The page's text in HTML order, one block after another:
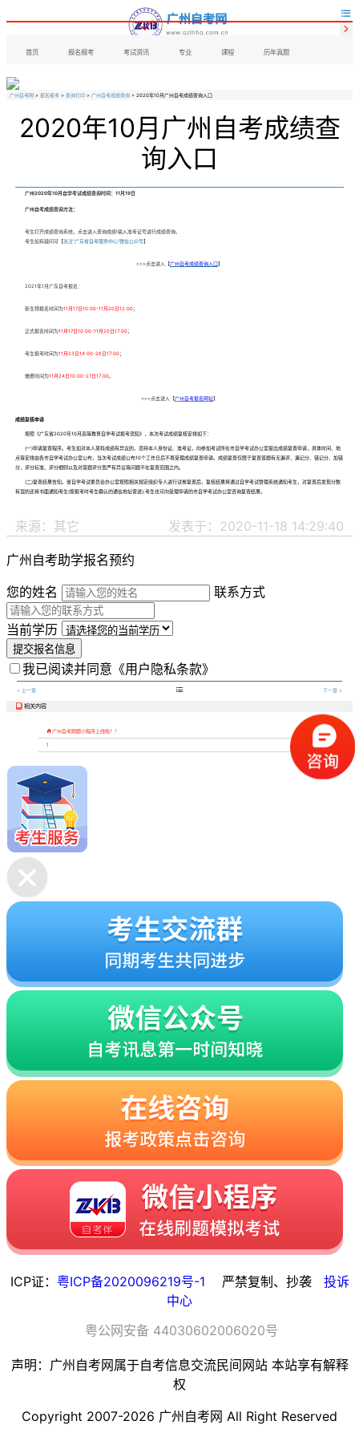

首页 报名报考 考试资讯 专业 课程 历年真题

广州自考网 > 报名报考 > 查询打印 > 广州自考成绩查询 > 2020年10月广州自考成绩查询入口
2020年10月广州自考成绩查
询入口
广州2020年10月自学考试成绩查询时间： 11月19日
广州自考成绩查询方法：
考生打开成绩查询系统，点击进入查询成绩!输入准考证号进行成绩查询。
考生如有疑问可【关注“广东省自考服务中心”微信公众号】
>>>点击进入【广州自考成绩查询入口】
2021年1月广东自考报名：
新生预报名时间为11月17日10:00-11月20日12:00；
正式报名时间为11月17日10:00-11月20日17:00；
考生报考时间为11月23日14:00-26日17:00；
缴费时间为11月24日10:00-27日17:00。
>>>点击进入【广州自考报名网址】
成绩复核申请
按照《广东省2020年10月高等教育自学考试报考须知》，本次考试成绩复核安排如下：
(一)申请复查程序。考生如对本人某科成绩有异议的，须持本人身份证、准考证，向参加考试所在市自学考试办公室提出成绩复查申请，具体时间、地
点等安排由各市自学考试办公室公布，当次考试成绩公布10个工作日后不再受理成绩复查申请。成绩复查仅限于复查答题有无漏评、漏记分、错记分、加错
分，评分标准、评分细则以及对答题评分宽严有异议等问题不在复查范围之内。
(二)复查结果告知。省自学考试委员会办公室按照相关规定组织专人进行试卷复查后，复核结果将通过自学考试管理系统通知考生，对复查后发现分数
有误的还将书面通知考生(按报考时考生确认的通信地址寄送);考生也可向受理申请的市自学考试办公室咨询复查结果。
来源：其它 发表于：2020-11-18 14:29:40
广州自考助学报名预约
您的姓名
联系方式
当前学历
提交报名信息
我已阅读并同意 《用户隐私条款》
< 上一章  下一章 >
 相关内容
广州自考刷题小程序上线啦！！
1
ICP证： 粤ICP备2020096219号-1 严禁复制、抄袭 投诉
中心
粤公网安备 44030602006020号
声明：广州自考网属于自考信息交流民间网站 本站享有解释
权
Copyright 2007-2026 广州自考网 All Right Reserved